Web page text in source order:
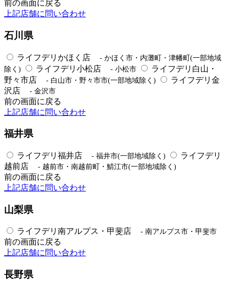
前の画面に戻る
上記店舗に問い合わせ
石川県
ライフデリかほく店
- かほく市・内灘町・津幡町(一部地域
除く)
ライフデリ小松店 - 小松市
ライフデリ白山・
野々市店
- 白山市・野々市市(一部地域除く)
ライフデリ金
沢店
- 金沢市
前の画面に戻る
上記店舗に問い合わせ
福井県
ライフデリ福井店 - 福井市(一部地域除く)
ライフデリ
越前店
- 越前市・南越前町・鯖江市(一部地域除く)
前の画面に戻る
上記店舗に問い合わせ
山梨県
ライフデリ南アルプス・甲斐店 - 南アルプス市・甲斐市
前の画面に戻る
上記店舗に問い合わせ
長野県